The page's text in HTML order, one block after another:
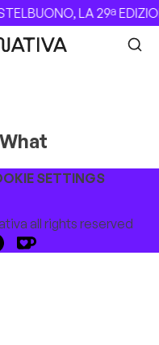
LA 29ª
SETTINGS
all rights reserved